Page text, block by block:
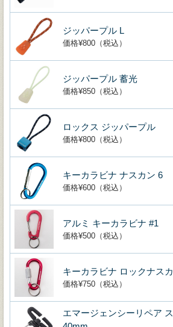
ジッパープル L
価格¥800（税込）
ジッパープル 蓄光
価格¥850（税込）
ロックス ジッパープル
価格¥800（税込）
キーカラビナ ナスカン 6
価格¥600（税込）
アルミ キーカラビナ #1
価格¥500（税込）
キーカラビナ ロックナス
価格¥750（税込）
エマージェンシーリペア